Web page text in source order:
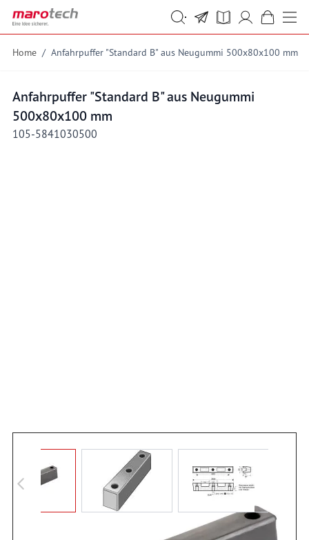
Skip to Content
Suche
Suche
Home / Anfahrpuffer "Standard B" aus Neugummi 500x80x100 mm
Anfahrpuffer "Standard B" aus Neugummi
500x80x100 mm
105-5841030500
Angebot anfordern